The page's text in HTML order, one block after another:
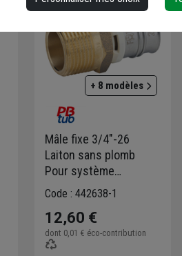
+ 8 modèles
Mâle fixe 3/4"-26
Laiton sans plomb
Pour système
multicouche XS
*8292676301*
Code : 442638-1
12,60 €
dont 0,01 € éco-contribution